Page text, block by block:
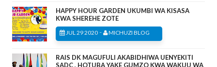
HAPPY HOUR GARDEN UKUMBI WA KISASA
KWA SHEREHE ZOTE
JUL 29 2020 - MICHUZI BLOG
RAIS DK MAGUFULI AKABIDHIWA UENYEKITI
SADC , HOTUBA YAKE GUMZO KWA WAKUU WA